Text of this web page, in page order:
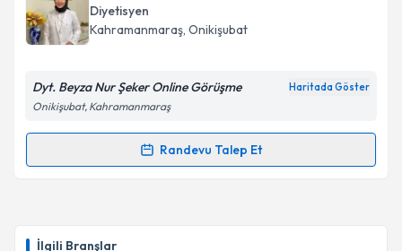
İlgili Branşlar
Diyetisyen
Kahramanmaraş, Onikişubat
Dyt. Beyza Nur Şeker Online Görüşme Haritada Göster
Onikişubat, Kahramanmaraş
Randevu Talep Et
Randevu Takvimi Talebi